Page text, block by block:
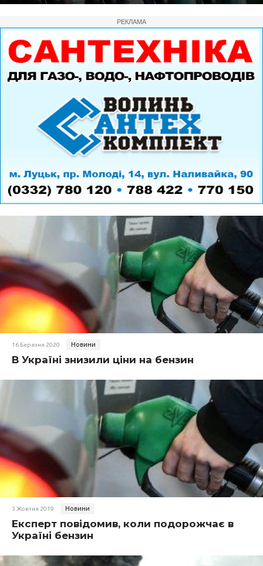
РЕКЛАМА
16 Березня 2020 Новини
В Україні знизили ціни на бензин
3 Жовтня 2019 Новини
Експерт повідомив, коли подорожчає в
Україні бензин